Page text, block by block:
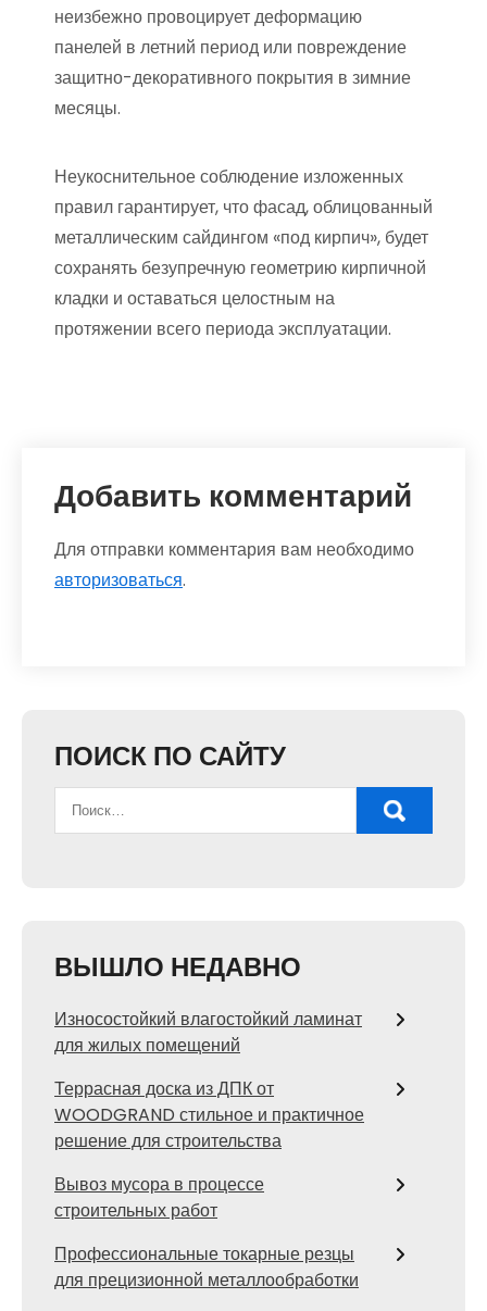
неизбежно провоцирует деформацию
панелей в летний период или повреждение
защитно-декоративного покрытия в зимние
месяцы.
Неукоснительное соблюдение изложенных
правил гарантирует, что фасад, облицованный
металлическим сайдингом «под кирпич», будет
сохранять безупречную геометрию кирпичной
кладки и оставаться целостным на
протяжении всего периода эксплуатации.
Добавить комментарий
Для отправки комментария вам необходимо
авторизоваться.
ПОИСК ПО САЙТУ
ВЫШЛО НЕДАВНО
Износостойкий влагостойкий ламинат
для жилых помещений
Террасная доска из ДПК от
WOODGRAND стильное и практичное
решение для строительства
Вывоз мусора в процессе
строительных работ
Профессиональные токарные резцы
для прецизионной металлообработки